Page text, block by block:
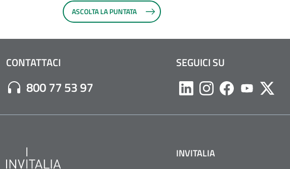
ASCOLTA LA PUNTATA
CONTATTACI
Numero di Telefono:
800 77 53 97
SEGUICI SU
LikedinInstagram
Facebook
YoutubeTwitter
INVITALIA